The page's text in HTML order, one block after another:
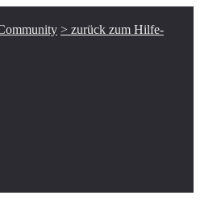
> zurück zum Hilfe-